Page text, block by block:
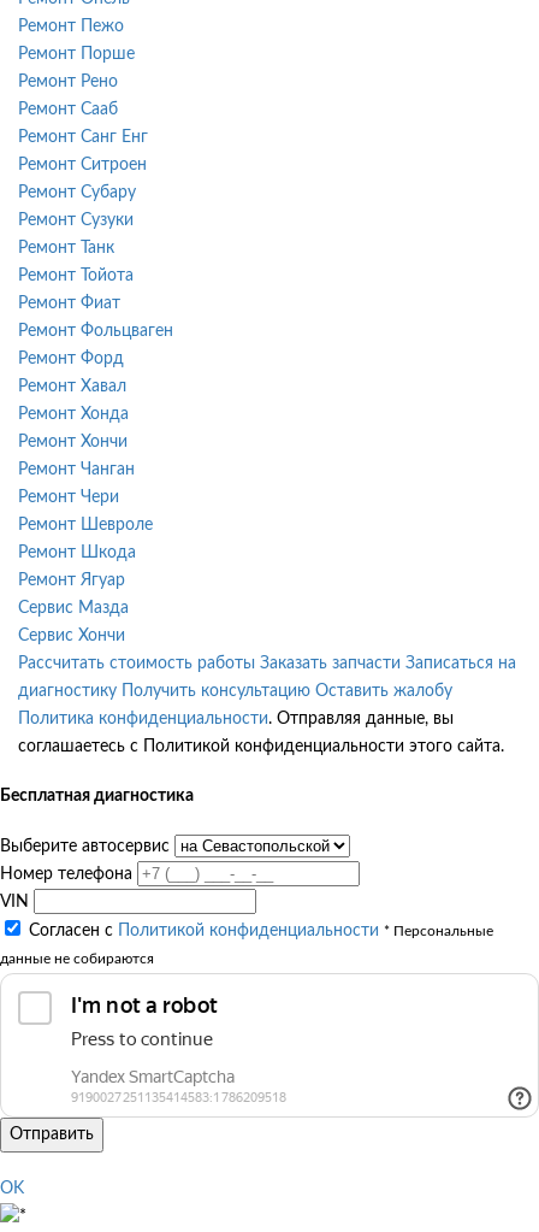
Ремонт Пежо
Ремонт Порше
Ремонт Рено
Ремонт Сааб
Ремонт Санг Енг
Ремонт Ситроен
Ремонт Субару
Ремонт Сузуки
Ремонт Танк
Ремонт Тойота
Ремонт Фиат
Ремонт Фольцваген
Ремонт Форд
Ремонт Хавал
Ремонт Хонда
Ремонт Хончи
Ремонт Чанган
Ремонт Чери
Ремонт Шевроле
Ремонт Шкода
Ремонт Ягуар
Сервис Мазда
Сервис Хончи
Рассчитать стоимость работы Заказать запчасти Записаться на
диагностику
Получить консультацию Оставить жалобу
Политика конфиденциальности. Отправляя данные, вы
соглашаетесь с Политикой конфиденциальности этого сайта.
Бесплатная диагностика
Выберите автосервис
Номер телефона
VIN
Согласен с
Политикой конфиденциальности * Персональные
данные не собираются
Отправить
OK